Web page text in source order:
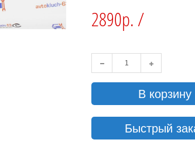
2890р. /
В корзину
Быстрый